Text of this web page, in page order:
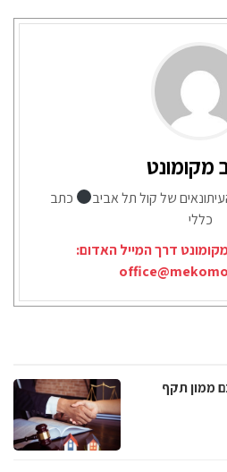
מקומונט
של קול תל אביב
כתב
כללי
דרך המייל האדום:
ממון תקף